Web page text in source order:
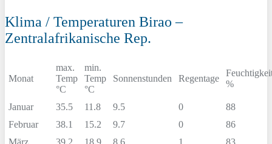
Klima / Temperaturen Birao –
Zentralafrikanische Rep.
Monat
max.
Temp
°C
min.
Temp
°C
Sonnenstunden Regentage
%
Januar 35.5 11.8 9.5 0
88
Februar
38.1 15.2 9.7 0
86
März
39.2 18.9 8.6 1
83